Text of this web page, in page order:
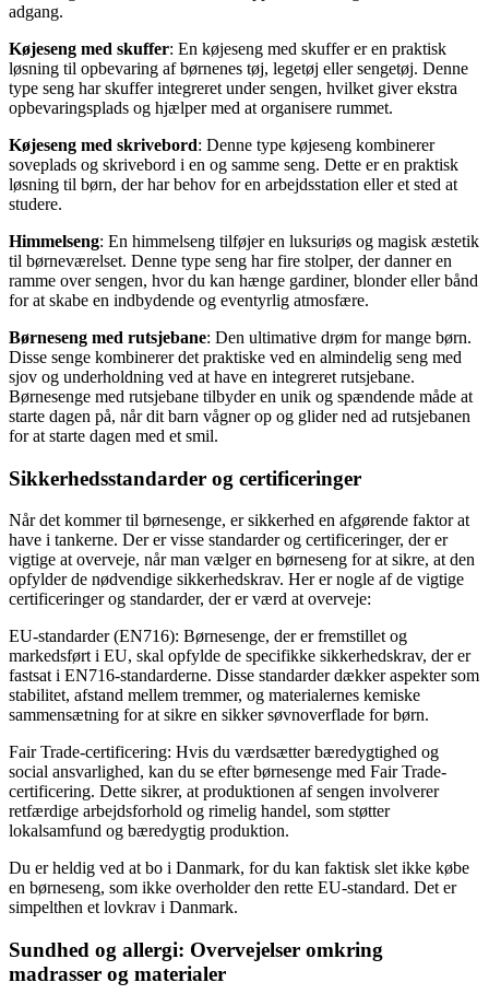
adgang.
Køjeseng med skuffer: En køjeseng med skuffer er en praktisk
løsning til opbevaring af børnenes tøj, legetøj eller sengetøj. Denne
type seng har skuffer integreret under sengen, hvilket giver ekstra
opbevaringsplads og hjælper med at organisere rummet.
Køjeseng med skrivebord: Denne type køjeseng kombinerer
soveplads og skrivebord i en og samme seng. Dette er en praktisk
løsning til børn, der har behov for en arbejdsstation eller et sted at
studere.
Himmelseng: En himmelseng tilføjer en luksuriøs og magisk æstetik
til børneværelset. Denne type seng har fire stolper, der danner en
ramme over sengen, hvor du kan hænge gardiner, blonder eller bånd
for at skabe en indbydende og eventyrlig atmosfære.
Børneseng med rutsjebane: Den ultimative drøm for mange børn.
Disse senge kombinerer det praktiske ved en almindelig seng med
sjov og underholdning ved at have en integreret rutsjebane.
Børnesenge med rutsjebane tilbyder en unik og spændende måde at
starte dagen på, når dit barn vågner op og glider ned ad rutsjebanen
for at starte dagen med et smil.
Sikkerhedsstandarder og certificeringer
Når det kommer til børnesenge, er sikkerhed en afgørende faktor at
have i tankerne. Der er visse standarder og certificeringer, der er
vigtige at overveje, når man vælger en børneseng for at sikre, at den
opfylder de nødvendige sikkerhedskrav. Her er nogle af de vigtige
certificeringer og standarder, der er værd at overveje:
EU-standarder (EN716): Børnesenge, der er fremstillet og
markedsført i EU, skal opfylde de specifikke sikkerhedskrav, der er
fastsat i EN716-standarderne. Disse standarder dækker aspekter som
stabilitet, afstand mellem tremmer, og materialernes kemiske
sammensætning for at sikre en sikker søvnoverflade for børn.
Fair Trade-certificering: Hvis du værdsætter bæredygtighed og
social ansvarlighed, kan du se efter børnesenge med Fair Trade-
certificering. Dette sikrer, at produktionen af sengen involverer
retfærdige arbejdsforhold og rimelig handel, som støtter
lokalsamfund og bæredygtig produktion.
Du er heldig ved at bo i Danmark, for du kan faktisk slet ikke købe
en børneseng, som ikke overholder den rette EU-standard. Det er
simpelthen et lovkrav i Danmark.
Sundhed og allergi: Overvejelser omkring
madrasser og materialer